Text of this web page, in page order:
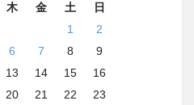
木 金 土
日
1
2
6 7 8
9
13 14 15
16
20 21 22
23